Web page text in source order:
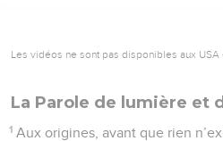
Les vidéos ne sont pas disponibles aux USA
La Parole de lumière et
1 Aux origines, avant que rien